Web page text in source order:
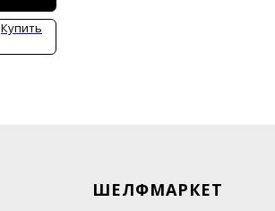
Купить
ШЕЛФМАРКЕТ